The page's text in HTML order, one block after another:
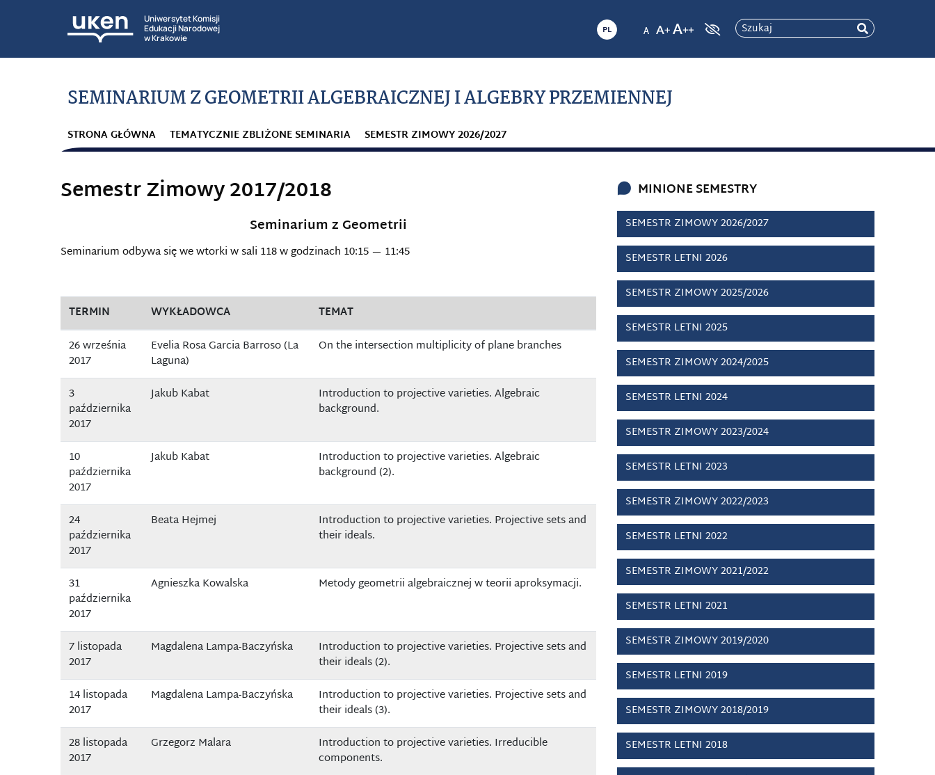
Uniwersytet Komisji
Edukacji Narodowej
w Krakowie
PL Szukaj
SEMINARIUM Z GEOMETRII ALGEBRAICZNEJ I ALGEBRY PRZEMIENNEJ
STRONA GŁÓWNA TEMATYCZNIE ZBLIŻONE SEMINARIA SEMESTR ZIMOWY 2026/2027
Semestr Zimowy 2017/2018
Seminarium z Geometrii
Seminarium odbywa się we wtorki w sali 118 w godzinach 10:15 — 11:45
TERMIN WYKŁADOWCA
TEMAT
26 września
2017
Evelia Rosa Garcia Barroso (La
Laguna)
On the intersection multiplicity of plane branches
3
października
2017
Jakub Kabat
Introduction to projective varieties. Algebraic
background.
10
października
2017
Jakub Kabat
Introduction to projective varieties. Algebraic
background (2).
24
października
2017
Beata Hejmej
Introduction to projective varieties. Projective sets and
their ideals.
31
października
2017
Agnieszka Kowalska Metody geometrii algebraicznej w teorii aproksymacji.
7 listopada
2017
Magdalena Lampa-Baczyńska
Introduction to projective varieties. Projective sets and
their ideals (2).
14 listopada
2017
Magdalena Lampa-Baczyńska
Introduction to projective varieties. Projective sets and
their ideals (3).
28 listopada
2017
Grzegorz Malara
Introduction to projective varieties. Irreducible
components.
MINIONE SEMESTRY
SEMESTR ZIMOWY 2026/2027
SEMESTR LETNI 2026
SEMESTR ZIMOWY 2025/2026
SEMESTR LETNI 2025
SEMESTR ZIMOWY 2024/2025
SEMESTR LETNI 2024
SEMESTR ZIMOWY 2023/2024
SEMESTR LETNI 2023
SEMESTR ZIMOWY 2022/2023
SEMESTR LETNI 2022
SEMESTR ZIMOWY 2021/2022
SEMESTR LETNI 2021
SEMESTR ZIMOWY 2019/2020
SEMESTR LETNI 2019
SEMESTR ZIMOWY 2018/2019
SEMESTR LETNI 2018